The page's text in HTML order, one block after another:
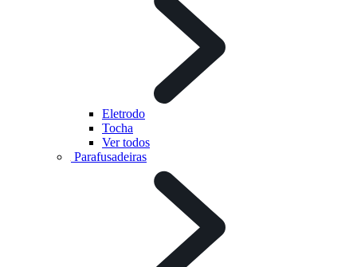
Eletrodo
Tocha
Ver todos
Parafusadeiras